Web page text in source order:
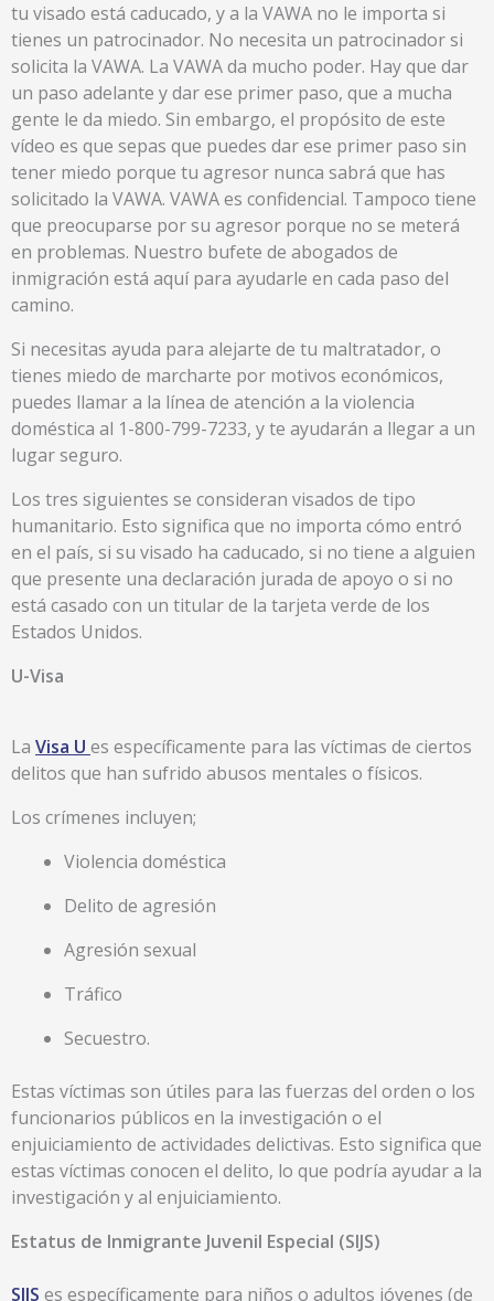
tu visado está caducado, y a la VAWA no le importa si
tienes un patrocinador. No necesita un patrocinador si
solicita la VAWA. La VAWA da mucho poder. Hay que dar
un paso adelante y dar ese primer paso, que a mucha
gente le da miedo. Sin embargo, el propósito de este
vídeo es que sepas que puedes dar ese primer paso sin
tener miedo porque tu agresor nunca sabrá que has
solicitado la VAWA. VAWA es confidencial. Tampoco tiene
que preocuparse por su agresor porque no se meterá
en problemas. Nuestro bufete de abogados de
inmigración está aquí para ayudarle en cada paso del
camino.
Si necesitas ayuda para alejarte de tu maltratador, o
tienes miedo de marcharte por motivos económicos,
puedes llamar a la línea de atención a la violencia
doméstica al 1-800-799-7233, y te ayudarán a llegar a un
lugar seguro.
Los tres siguientes se consideran visados de tipo
humanitario. Esto significa que no importa cómo entró
en el país, si su visado ha caducado, si no tiene a alguien
que presente una declaración jurada de apoyo o si no
está casado con un titular de la tarjeta verde de los
Estados Unidos.
U-Visa
La Visa U es específicamente para las víctimas de ciertos
delitos que han sufrido abusos mentales o físicos.
Los crímenes incluyen;
Violencia doméstica
Delito de agresión
Agresión sexual
Tráfico
Secuestro.
Estas víctimas son útiles para las fuerzas del orden o los
funcionarios públicos en la investigación o el
enjuiciamiento de actividades delictivas. Esto significa que
estas víctimas conocen el delito, lo que podría ayudar a la
investigación y al enjuiciamiento.
Estatus de Inmigrante Juvenil Especial (SIJS)
SIJS es específicamente para niños o adultos jóvenes (de